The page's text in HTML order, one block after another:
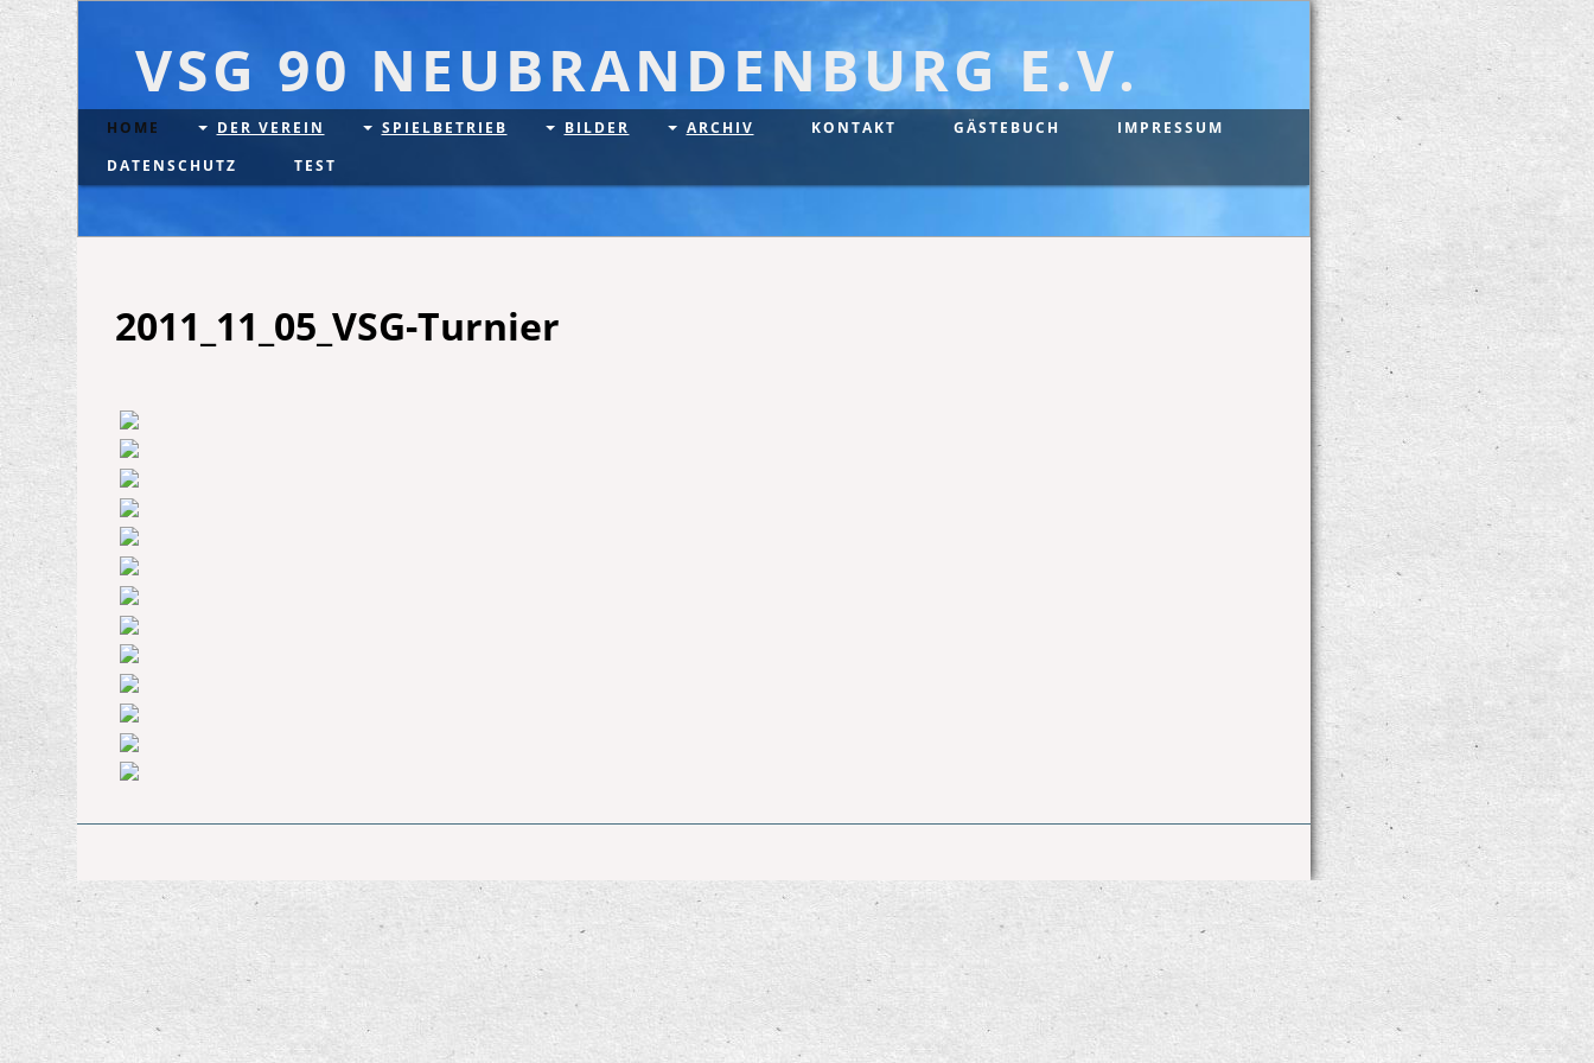
VSG 90 NEUBRANDENBURG E.V.
HOME DER VEREIN SPIELBETRIEB BILDER ARCHIV KONTAKT GÄSTEBUCH
IMPRESSUM
DATENSCHUTZ
TEST
2011_11_05_VSG-Turnier